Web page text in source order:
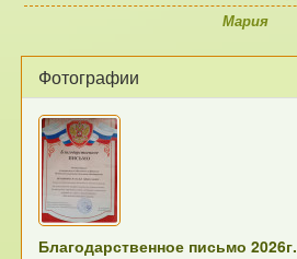
Мария
Фотографии
Благодарственное письмо 2026г.